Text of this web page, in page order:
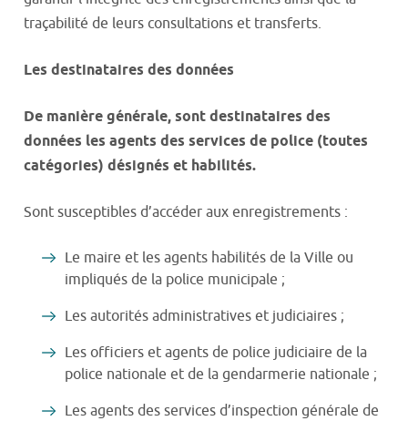
traçabilité de leurs consultations et transferts.
Les destinataires des données
De manière générale, sont destinataires des
données les agents des services de police (toutes
catégories) désignés et habilités.
Sont susceptibles d’accéder aux enregistrements :
Le maire et les agents habilités de la Ville ou
impliqués de la police municipale ;
Les autorités administratives et judiciaires ;
Les officiers et agents de police judiciaire de la
police nationale et de la gendarmerie nationale ;
Les agents des services d’inspection générale de